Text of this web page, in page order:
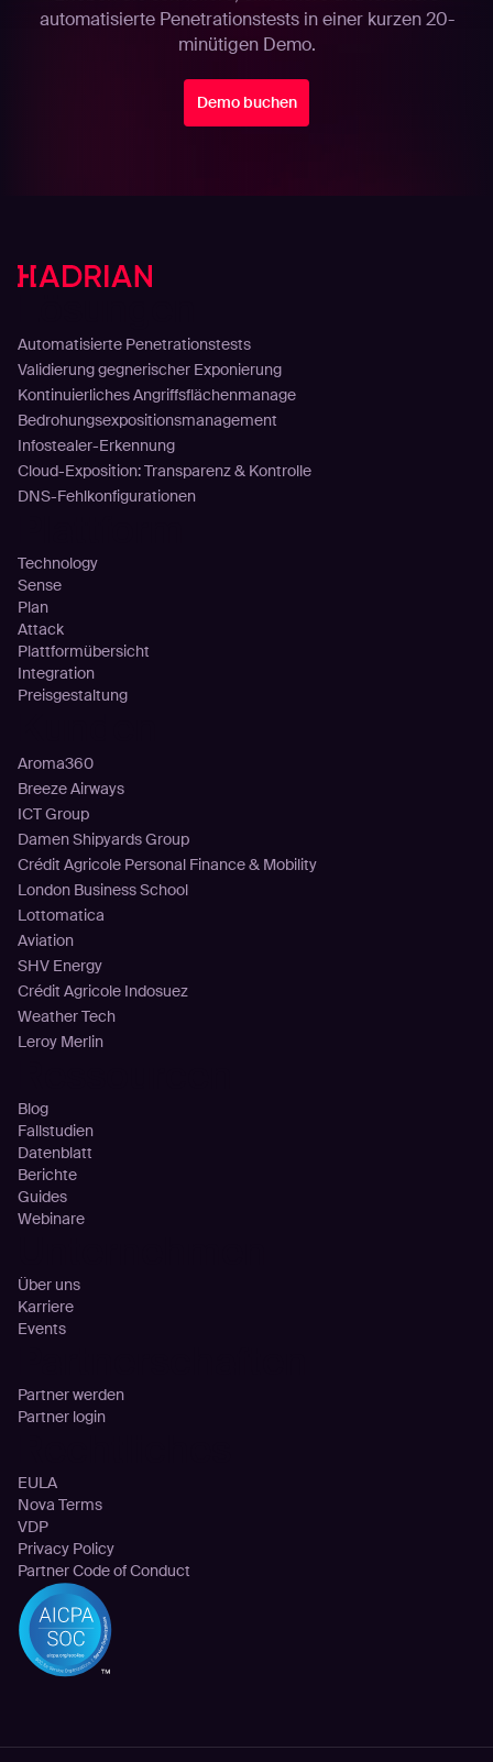
automatisierte Penetrationstests in einer kurzen 20-
minütigen Demo.
Demo buchen
Automatisierte Penetrationstests
Validierung gegnerischer Exponierung
Kontinuierliches Angriffsflächenmanage
Bedrohungsexpositionsmanagement
Infostealer-Erkennung
Cloud-Exposition: Transparenz & Kontrolle
DNS-Fehlkonfigurationen
Technology
Sense
Plan
Attack
Plattformübersicht
Integration
Preisgestaltung
Aroma360
Breeze Airways
ICT Group
Damen Shipyards Group
Crédit Agricole Personal Finance & Mobility
London Business School
Lottomatica
Aviation
SHV Energy
Crédit Agricole Indosuez
Weather Tech
Leroy Merlin
Blog
Fallstudien
Datenblatt
Berichte
Guides
Webinare
Über uns
Karriere
Events
Partner werden
Partner login
EULA
Nova Terms
VDP
Privacy Policy
Partner Code of Conduct